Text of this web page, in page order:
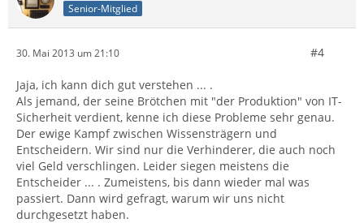
Senior-Mitglied
30. Mai 2013 um 21:10 #4
Jaja, ich kann dich gut verstehen ... .
Als jemand, der seine Brötchen mit "der Produktion" von IT-
Sicherheit verdient, kenne ich diese Probleme sehr genau.
Der ewige Kampf zwischen Wissensträgern und
Entscheidern. Wir sind nur die Verhinderer, die auch noch
viel Geld verschlingen. Leider siegen meistens die
Entscheider ... . Zumeistens, bis dann wieder mal was
passiert. Dann wird gefragt, warum wir uns nicht
durchgesetzt haben.